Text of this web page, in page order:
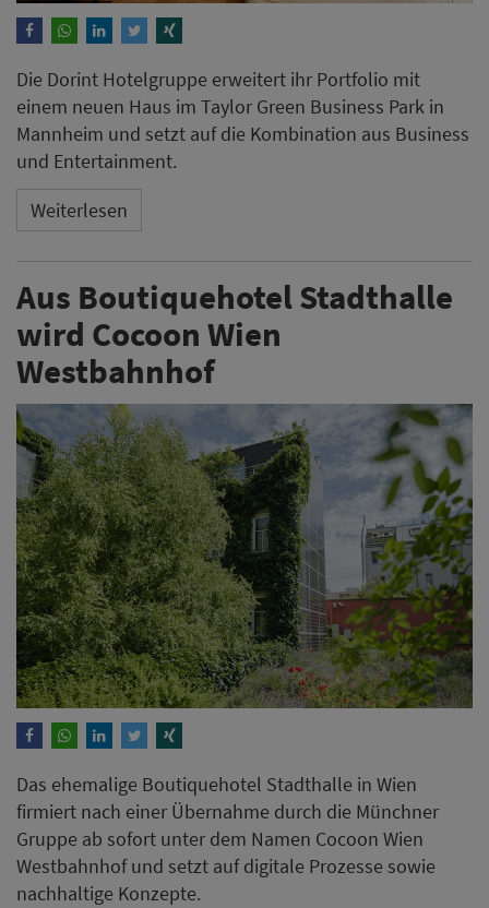
Die Dorint Hotelgruppe erweitert ihr Portfolio mit
einem neuen Haus im Taylor Green Business Park in
Mannheim und setzt auf die Kombination aus Business
und Entertainment.
Weiterlesen
Aus Boutiquehotel Stadthalle
wird Cocoon Wien
Westbahnhof
Das ehemalige Boutiquehotel Stadthalle in Wien
firmiert nach einer Übernahme durch die Münchner
Gruppe ab sofort unter dem Namen Cocoon Wien
Westbahnhof und setzt auf digitale Prozesse sowie
nachhaltige Konzepte.